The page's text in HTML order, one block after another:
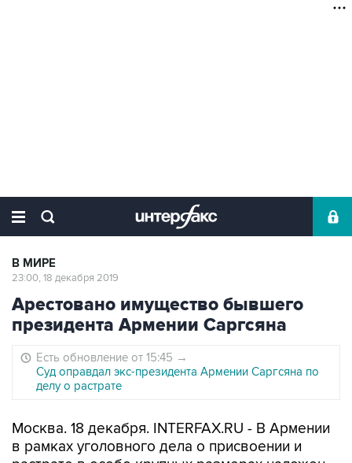
В МИРЕ
23:00, 18 декабря 2019
Арестовано имущество бывшего
президента Армении Саргсяна
Есть обновление от 15:45 →
Суд оправдал экс-президента Армении Саргсяна по
делу о растрате
Москва. 18 декабря. INTERFAX.RU - В Армении
в рамках уголовного дела о присвоении и